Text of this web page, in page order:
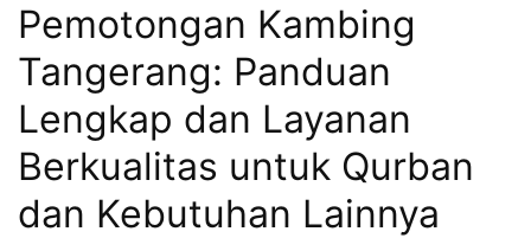
Pemotongan Kambing
Tangerang: Panduan
Lengkap dan Layanan
Berkualitas untuk Qurban
dan Kebutuhan Lainnya